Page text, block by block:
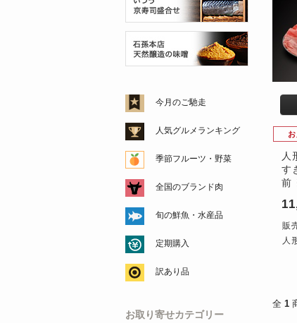
人
す
前
販
人
全 1
今月のご馳走
人気グルメランキング
季節フルーツ・野菜
全国のブランド肉
旬の鮮魚・水産品
定期購入
訳あり品
お取り寄せカテゴリー